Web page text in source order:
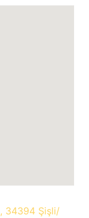
34394 Şişli/